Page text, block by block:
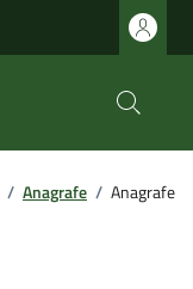
/ Anagrafe / Anagrafe